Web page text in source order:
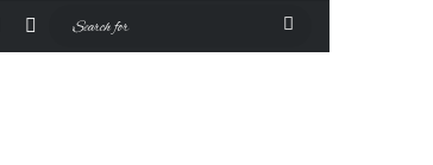
InstagramSwitch skin